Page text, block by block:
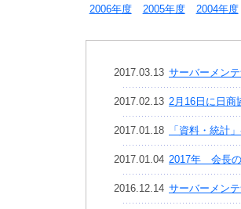
2006年度
2005年度 2004年度
2017.03.13 サーバーメン
2017.02.13 2月16日に日商
2017.01.18 「資料・統計
2017.01.04 2017年 会長の
2016.12.14 サーバーメン